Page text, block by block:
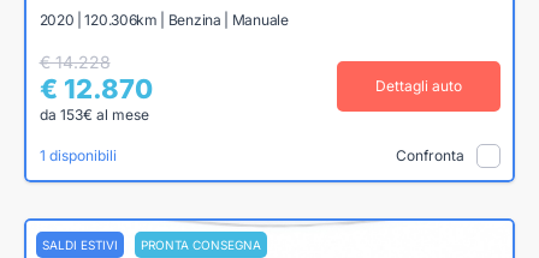
2020 | 120.306km | Benzina | Manuale
€ 14.228
€ 12.870
da 153€ al mese
Dettagli auto
1 disponibili Confronta
SALDI ESTIVI PRONTA CONSEGNA